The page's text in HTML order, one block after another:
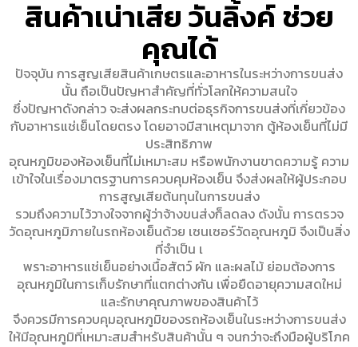
สินค้าเน่าเสีย วันลิ้งค์ ช่วย
คุณได้
ปัจจุบัน การสูญเสียสินค้าเกษตรและอาหารในระหว่างการขนส่ง
นั้น ถือเป็นปัญหาสำคัญที่ทั่วโลกให้ความสนใจ
ซึ่งปัญหาดังกล่าว จะส่งผลกระทบต่อธุรกิจการขนส่งที่เกี่ยวข้อง
กับอาหารแช่เย็นโดยตรง โดยอาจมีสาเหตุมาจาก ตู้ห้องเย็นที่ไม่มี
ประสิทธิภาพ
อุณหภูมิของห้องเย็นที่ไม่เหมาะสม หรือพนักงานขาดความรู้ ความ
เข้าใจในเรื่องมาตรฐานการควบคุมห้องเย็น จึงส่งผลให้ผู้ประกอบ
การสูญเสียต้นทุนในการขนส่ง
รวมถึงความไว้วางใจจากผู้ว่าจ้างขนส่งก็ลดลง ดังนั้น การตรวจ
วัดอุณหภูมิภายในรถห้องเย็นด้วย เซนเซอร์วัดอุณหภูมิ จึงเป็นสิ่ง
ที่จำเป็น เ
พราะอาหารแช่เย็นอย่างเนื้อสัตว์ ผัก และผลไม้ ย่อมต้องการ
อุณหภูมิในการเก็บรักษาที่แตกต่างกัน เพื่อยืดอายุความสดใหม่
และรักษาคุณภาพของสินค้าไว้
จึงควรมีการควบคุมอุณหภูมิของรถห้องเย็นในระหว่างการขนส่ง
ให้มีอุณหภูมิที่เหมาะสมสำหรับสินค้านั้น ๆ จนกว่าจะถึงมือผู้บริโภค